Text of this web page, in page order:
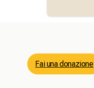
Fai una donazione